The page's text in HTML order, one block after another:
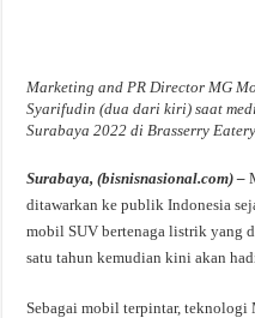
Marketing and PR Director MG
Syarifudin (dua dari kiri) saat
Surabaya 2022 di Brasserry
Surabaya, (bisnisnasional.com) –
ditawarkan ke publik Indonesia
mobil SUV bertenaga listrik yang
satu tahun kemudian kini akan
Sebagai mobil terpintar, teknologi